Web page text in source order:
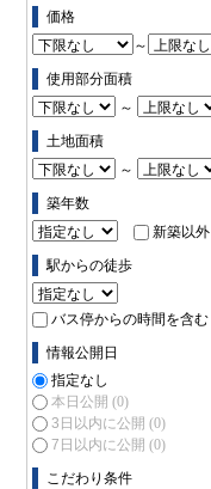
価格
～
使用部分面積
～
土地面積
～
築年数
新築以外
駅からの徒歩
バス停からの時間を含む
情報公開日
指定なし
本日公開 (0)
3日以内に公開 (0)
7日以内に公開 (0)
こだわり条件